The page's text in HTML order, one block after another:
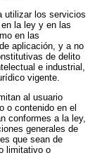
utilizar los servicios
la ley y en las
en las
aplicación, y a no
de delito
e industrial,
vigente.
al usuario
o contenido en el
conformes a la ley,
generales de
que sean de
limitativo o